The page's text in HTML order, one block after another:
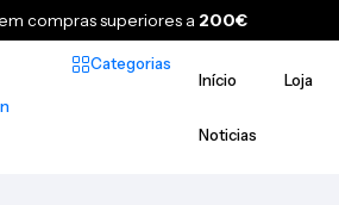
compras superiores a 200€
Categorias
Início
Loja
Noticias